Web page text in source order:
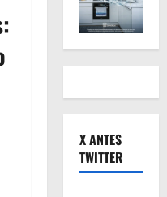
X ANTES
TWITTER